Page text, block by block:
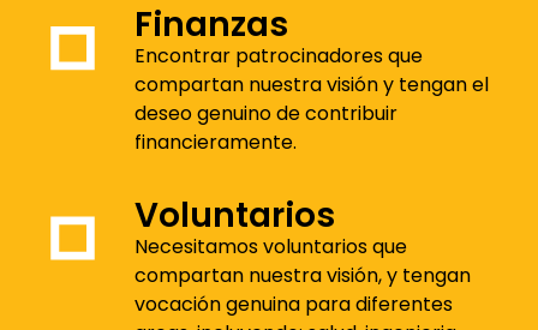
Finanzas
Encontrar patrocinadores que
compartan nuestra visión y tengan el
deseo genuino de contribuir
financieramente.
Voluntarios
Necesitamos voluntarios que
compartan nuestra visión, y tengan
vocación genuina para diferentes